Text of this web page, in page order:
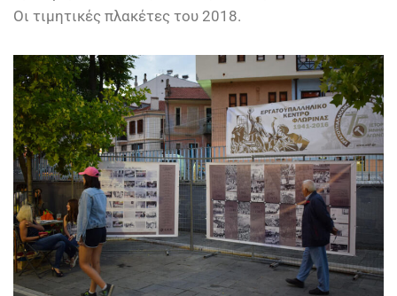
Οι τιμητικές πλακέτες του 2018.